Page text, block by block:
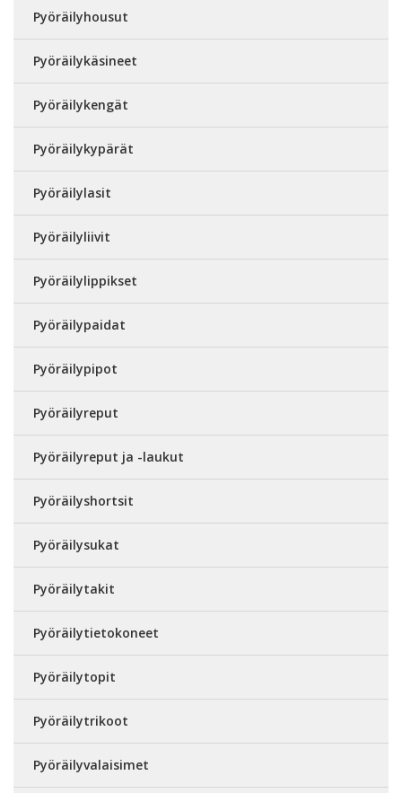
Pyöräilyhousut
Pyöräilykäsineet
Pyöräilykengät
Pyöräilykypärät
Pyöräilylasit
Pyöräilyliivit
Pyöräilylippikset
Pyöräilypaidat
Pyöräilypipot
Pyöräilyreput
Pyöräilyreput ja -laukut
Pyöräilyshortsit
Pyöräilysukat
Pyöräilytakit
Pyöräilytietokoneet
Pyöräilytopit
Pyöräilytrikoot
Pyöräilyvalaisimet